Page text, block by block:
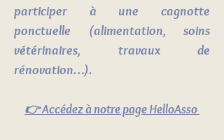
participer à une cagnotte
ponctuelle (alimentation, soins
vétérinaires, travaux de
rénovation…).
👉 Accédez à notre page HelloAsso